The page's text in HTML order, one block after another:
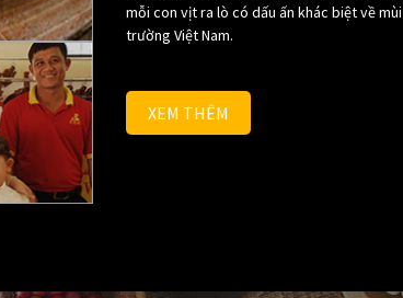
mỗi con vịt ra lò có dấu ấn khác biệt về
trường Việt Nam.
XEM THÊM